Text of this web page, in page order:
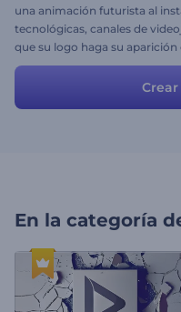
una animación futurista al
tecnológicas, canales de
que su logo haga su
¡Pruebe este logo hoy mismo!
En la categoría